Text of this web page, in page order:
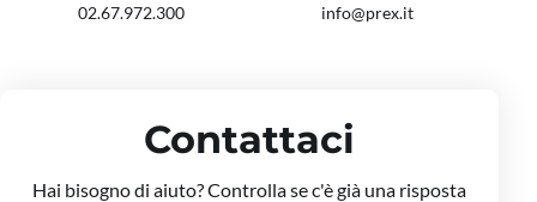
02.67.972.300 info@prex.it
Contattaci
Hai bisogno di aiuto? Controlla se c'è già una risposta